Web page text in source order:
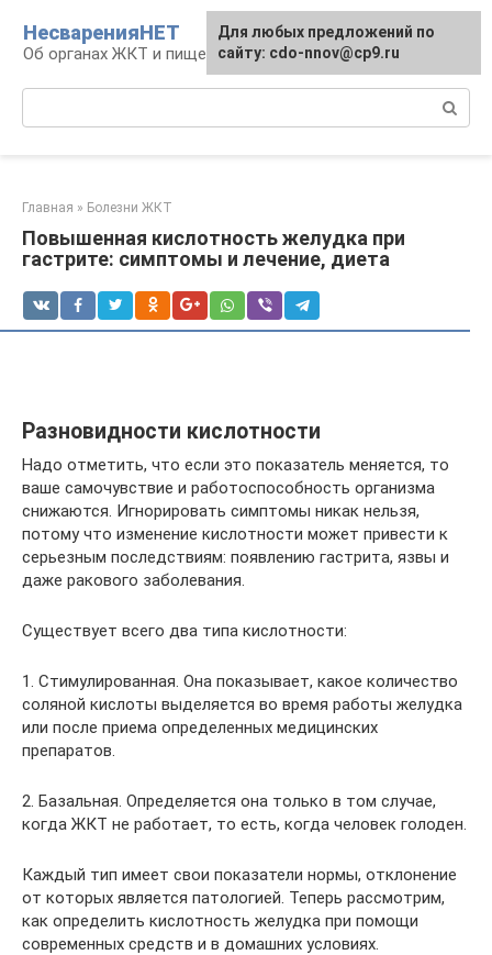
контенту
НесваренияНЕТ
Об органах ЖКТ и пищеварении
Главная » Болезни ЖКТ
Повышенная кислотность желудка при
гастрите: симптомы и лечение, диета
Разновидности кислотности
Надо отметить, что если это показатель меняется, то
ваше самочувствие и работоспособность организма
снижаются. Игнорировать симптомы никак нельзя,
потому что изменение кислотности может привести к
серьезным последствиям: появлению гастрита, язвы и
даже ракового заболевания.
Существует всего два типа кислотности:
1. Стимулированная. Она показывает, какое количество
соляной кислоты выделяется во время работы желудка
или после приема определенных медицинских
препаратов.
2. Базальная. Определяется она только в том случае,
когда ЖКТ не работает, то есть, когда человек голоден.
Каждый тип имеет свои показатели нормы, отклонение
от которых является патологией. Теперь рассмотрим,
как определить кислотность желудка при помощи
современных средств и в домашних условиях.
Для любых предложений по
сайту: cdo-nnov@cp9.ru